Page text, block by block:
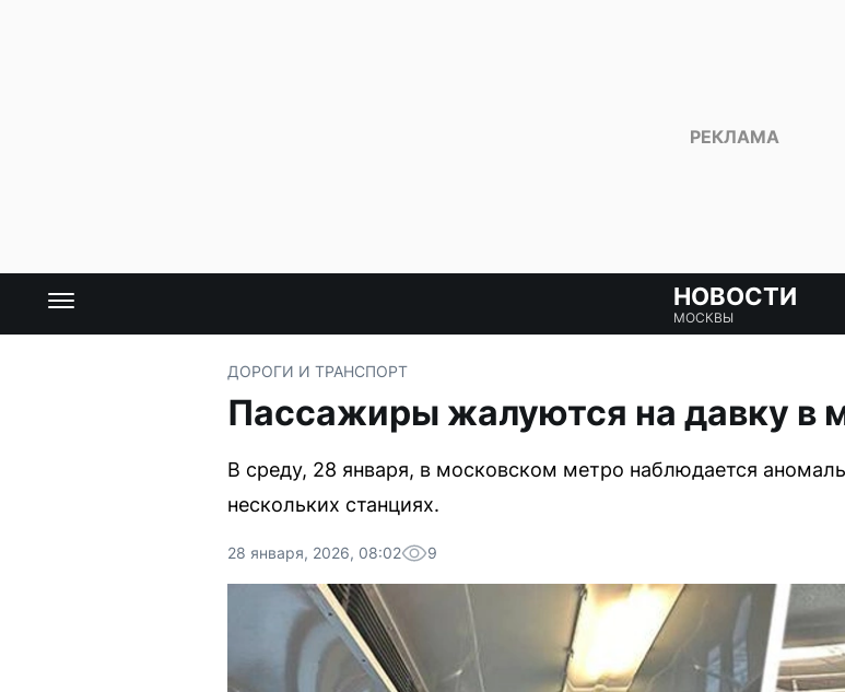
НОВОСТИ
МОСКВЫ
ДОРОГИ И ТРАНСПОРТ
Пассажиры жалуются на давку в
В среду, 28 января, в московском метро наблюдается
нескольких станциях.
28 января, 2026, 08:02 9